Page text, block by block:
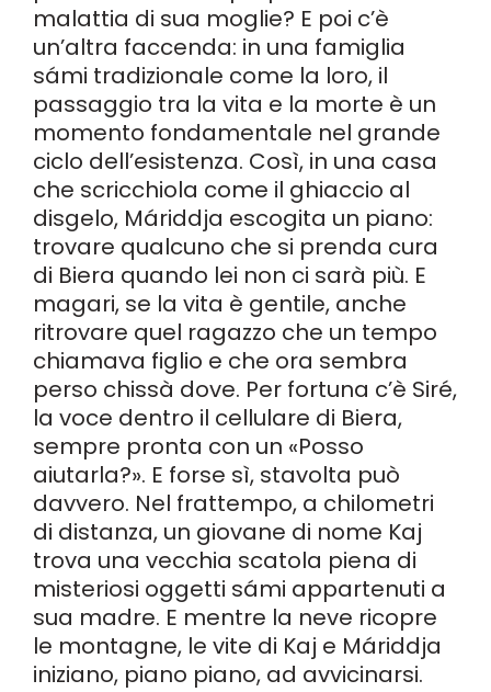
malattia di sua moglie? E poi c’è
un’altra faccenda: in una famiglia
sámi tradizionale come la loro, il
passaggio tra la vita e la morte è un
momento fondamentale nel grande
ciclo dell’esistenza. Così, in una casa
che scricchiola come il ghiaccio al
disgelo, Máriddja escogita un piano:
trovare qualcuno che si prenda cura
di Biera quando lei non ci sarà più. E
magari, se la vita è gentile, anche
ritrovare quel ragazzo che un tempo
chiamava figlio e che ora sembra
perso chissà dove. Per fortuna c’è Siré,
la voce dentro il cellulare di Biera,
sempre pronta con un «Posso
aiutarla?». E forse sì, stavolta può
davvero. Nel frattempo, a chilometri
di distanza, un giovane di nome Kaj
trova una vecchia scatola piena di
misteriosi oggetti sámi appartenuti a
sua madre. E mentre la neve ricopre
le montagne, le vite di Kaj e Máriddja
iniziano, piano piano, ad avvicinarsi.